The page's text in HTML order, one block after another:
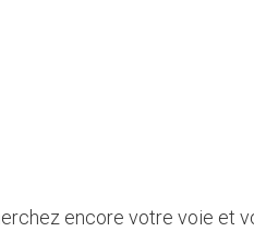
encore votre voie et